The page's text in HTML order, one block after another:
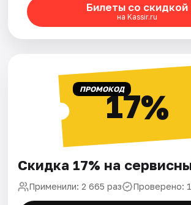
Билеты со скидкой
на Kassir.ru
ПРОМОКОД17%
Скидка 17% на
Применили: 2 665 раз Проверено: